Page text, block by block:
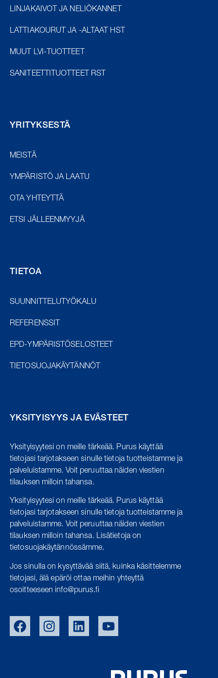
LINJAKAIVOT JA NELIÖKANNET
LATTIAKOURUT JA -ALTAAT HST
MUUT LVI-TUOTTEET
SANITEETTITUOTTEET RST
YRITYKSESTÄ
MEISTÄ
YMPÄRISTÖ JA LAATU
OTA YHTEYTTÄ
ETSI JÄLLEENMYYJÄ
TIETOA
SUUNNITTELUTYÖKALU
REFERENSSIT
EPD-YMPÄRISTÖSELOSTEET
TIETOSUOJAKÄYTÄNNÖT
YKSITYISYYS JA EVÄSTEET
Yksityisyytesi on meille tärkeää. Purus käyttää
tietojasi tarjotakseen sinulle tietoja tuotteistamme ja
palveluistamme. Voit peruuttaa näiden viestien
tilauksen milloin tahansa.
Yksityisyytesi on meille tärkeää. Purus käyttää
tietojasi tarjotakseen sinulle tietoja tuotteistamme ja
palveluistamme. Voit peruuttaa näiden viestien
tilauksen milloin tahansa. Lisätietoja on
tietosuojakäytännössämme.
Jos sinulla on kysyttävää siitä, kuinka käsittelemme
tietojasi, älä epäröi ottaa meihin yhteyttä
osoitteeseen info@purus.fi